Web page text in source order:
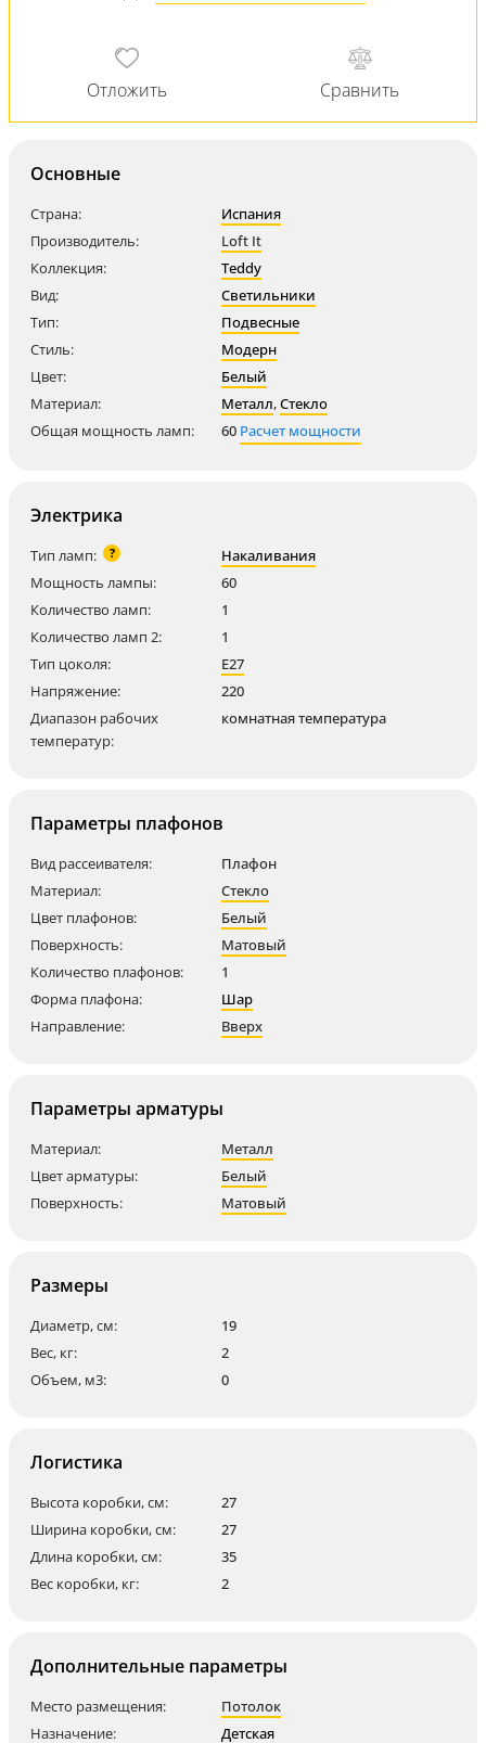
Основные
Страна:
Испания
Производитель:
Loft It
Коллекция:
Teddy
Вид:
Светильники
Тип:
Подвесные
Стиль:
Модерн
Цвет:
Белый
Материал:
Металл,Стекло
Общая мощность ламп:
60 Расчет мощности
Электрика
Тип ламп: ?
Накаливания
Мощность лампы:
60
Количество ламп:
1
Количество ламп 2:
1
Тип цоколя:
E27
Напряжение:
220
Диапазон рабочих
температур:
комнатная температура
Параметры плафонов
Вид рассеивателя:
Плафон
Материал:
Стекло
Цвет плафонов:
Белый
Поверхность:
Матовый
Количество плафонов:
1
Форма плафона:
Шар
Направление:
Вверх
Параметры арматуры
Материал:
Металл
Цвет арматуры:
Белый
Поверхность:
Матовый
Размеры
Диаметр, см:
19
Вес, кг:
2
Объем, м3:
0
Логистика
Высота коробки, см:
27
Ширина коробки, см:
27
Длина коробки, см:
35
Вес коробки, кг:
2
Дополнительные параметры
Место размещения:
Потолок
Назначение:
Детская